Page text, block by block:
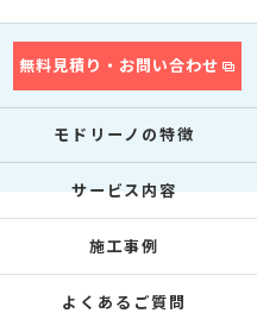
無料見積り・お問い合わせ
モドリーノの特徴
サービス内容
施工事例
よくあるご質問